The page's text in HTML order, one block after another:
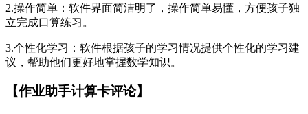
2.操作简单：软件界面简洁明了，操作简单易懂，方便孩子独
立完成口算练习。
3.个性化学习：软件根据孩子的学习情况提供个性化的学习建
议，帮助他们更好地掌握数学知识。
【作业助手计算卡评论】